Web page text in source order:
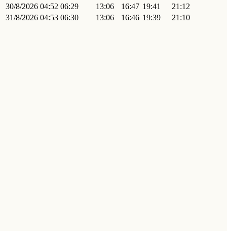
30/8/2026 04:52 06:29 13:06 16:47 19:41
21:12
31/8/2026 04:53 06:30 13:06 16:46 19:39 21:10